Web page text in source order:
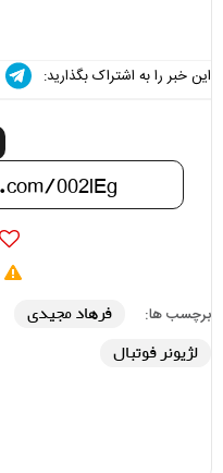
این خبر را به اشتراک بگذارید:
برچسب ها: فرهاد مجیدی
لژیونر فوتبال